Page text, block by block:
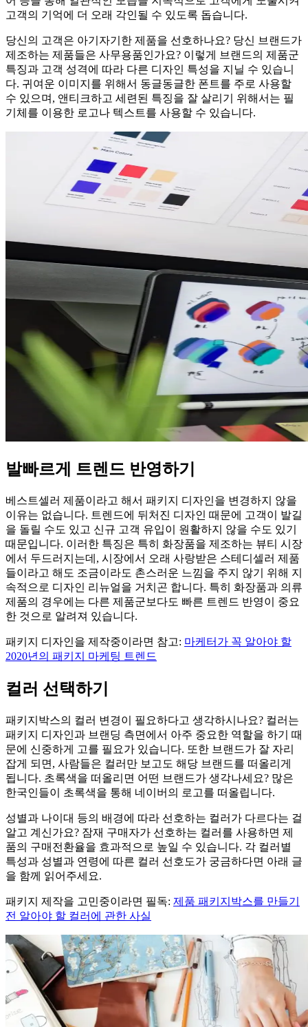
고객의 기억에 더 오래 각인될 수 있도록 돕습니다.
당신의 고객은 아기자기한 제품을 선호하나요? 당신 브랜드가
제조하는 제품들은 사무용품인가요? 이렇게 브랜드의 제품군
특징과 고객 성격에 따라 다른 디자인 특성을 지닐 수 있습니
다. 귀여운 이미지를 위해서 동글동글한 폰트를 주로 사용할
수 있으며, 앤티크하고 세련된 특징을 잘 살리기 위해서는 필
기체를 이용한 로고나 텍스트를 사용할 수 있습니다.
발빠르게 트렌드 반영하기
베스트셀러 제품이라고 해서 패키지 디자인을 변경하지 않을
이유는 없습니다. 트렌드에 뒤처진 디자인 때문에 고객이 발길
을 돌릴 수도 있고 신규 고객 유입이 원활하지 않을 수도 있기
때문입니다. 이러한 특징은 특히 화장품을 제조하는 뷰티 시장
에서 두드러지는데, 시장에서 오래 사랑받은 스테디셀러 제품
들이라고 해도 조금이라도 촌스러운 느낌을 주지 않기 위해 지
속적으로 디자인 리뉴얼을 거치곤 합니다. 특히 화장품과 의류
제품의 경우에는 다른 제품군보다도 빠른 트렌드 반영이 중요
한 것으로 알려져 있습니다.
패키지 디자인을 제작중이라면 참고: 마케터가 꼭 알아야 할
2020년의 패키지 마케팅 트렌드
컬러 선택하기
패키지박스의 컬러 변경이 필요하다고 생각하시나요? 컬러는
패키지 디자인과 브랜딩 측면에서 아주 중요한 역할을 하기 때
문에 신중하게 고를 필요가 있습니다. 또한 브랜드가 잘 자리
잡게 되면, 사람들은 컬러만 보고도 해당 브랜드를 떠올리게
됩니다. 초록색을 떠올리면 어떤 브랜드가 생각나세요? 많은
한국인들이 초록색을 통해 네이버의 로고를 떠올립니다.
성별과 나이대 등의 배경에 따라 선호하는 컬러가 다르다는 걸
알고 계신가요? 잠재 구매자가 선호하는 컬러를 사용하면 제
품의 구매전환율을 효과적으로 높일 수 있습니다. 각 컬러별
특성과 성별과 연령에 따른 컬러 선호도가 궁금하다면 아래 글
을 함께 읽어주세요.
패키지 제작을 고민중이라면 필독: 제품 패키지박스를 만들기
전 알아야 할 컬러에 관한 사실